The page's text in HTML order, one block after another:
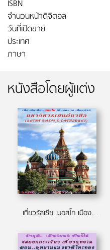
ISBN
จำนวนหน้าดิจิตอล
วันที่เปิดขาย
ประเทศ
ภาษา
หนังสือโดยผู้แต่ง
เที่ยวรัสเซีย..มอสโก เมืองหลวง เมืองสวย ตอน มหาวิหารเซนต์บาซิล ( Saint Basil's Cathedral)